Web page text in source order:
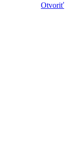
Otvoriť